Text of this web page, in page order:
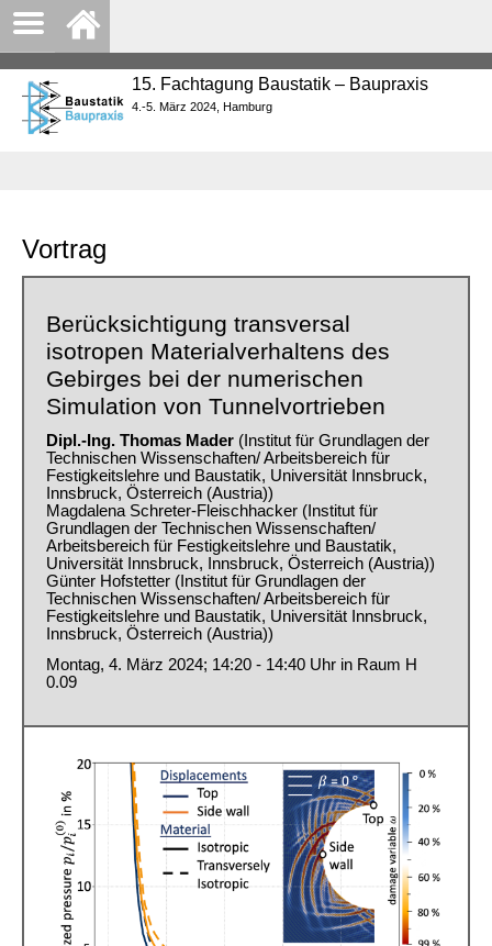
15. Fachtagung Baustatik – Baupraxis
4.-5. März 2024, Hamburg
Vortrag
Berücksichtigung transversal
isotropen Materialverhaltens des
Gebirges bei der numerischen
Simulation von Tunnelvortrieben
Dipl.-Ing. Thomas Mader (Institut für Grundlagen der
Technischen Wissenschaften/ Arbeitsbereich für
Festigkeitslehre und Baustatik, Universität Innsbruck,
Innsbruck, Österreich (Austria))
Magdalena Schreter-Fleischhacker (Institut für
Grundlagen der Technischen Wissenschaften/
Arbeitsbereich für Festigkeitslehre und Baustatik,
Universität Innsbruck, Innsbruck, Österreich (Austria))
Günter Hofstetter (Institut für Grundlagen der
Technischen Wissenschaften/ Arbeitsbereich für
Festigkeitslehre und Baustatik, Universität Innsbruck,
Innsbruck, Österreich (Austria))
Montag, 4. März 2024; 14:20 - 14:40 Uhr in Raum H
0.09